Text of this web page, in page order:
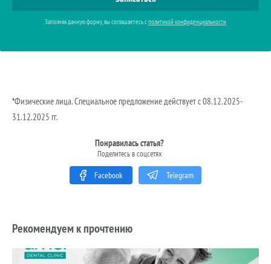
Заполняя данную форму, вы соглашаетесь сполитикой конфиденциальности
*Физические лица. Специальное предложение действует с 08.12.2025-
31.12.2025 гг.
Понравилась статья?
Поделитесь в соцсетях
Facebook Telegram
Рекомендуем к прочтению